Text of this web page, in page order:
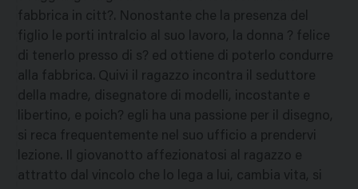
fabbrica in citt?. Nonostante che la presenza del
figlio le porti intralcio al suo lavoro, la donna ? felice
di tenerlo presso di s? ed ottiene di poterlo condurre
alla fabbrica. Quivi il ragazzo incontra il seduttore
della madre, disegnatore di modelli, incostante e
libertino, e poich? egli ha una passione per il disegno,
si reca frequentemente nel suo ufficio a prendervi
lezione. Il giovanotto affezionatosi al ragazzo e
attratto dal vincolo che lo lega a lui, cambia vita, si